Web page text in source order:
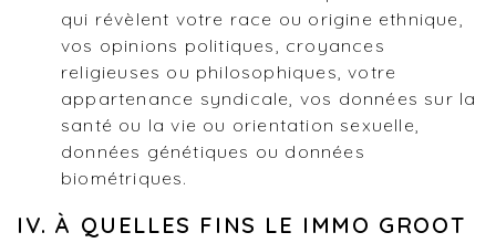
qui révèlent votre race ou origine ethnique,
vos opinions politiques, croyances
religieuses ou philosophiques, votre
appartenance syndicale, vos données sur la
santé ou la vie ou orientation sexuelle,
données génétiques ou données
biométriques.
IV. À QUELLES FINS LE IMMO GROOT